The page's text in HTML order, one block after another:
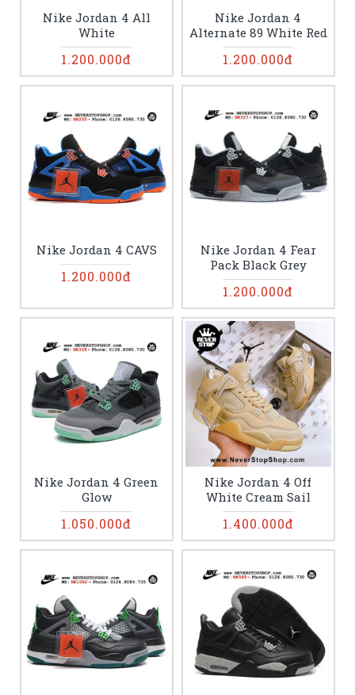
Nike Jordan 4 All
White
1.200.000đ
Nike Jordan 4
Alternate 89 White Red
1.200.000đ
Nike Jordan 4 CAVS
1.200.000đ
Nike Jordan 4 Fear
Pack Black Grey
1.200.000đ
Nike Jordan 4 Green
Glow
1.050.000đ
Nike Jordan 4 Off
White Cream Sail
1.400.000đ